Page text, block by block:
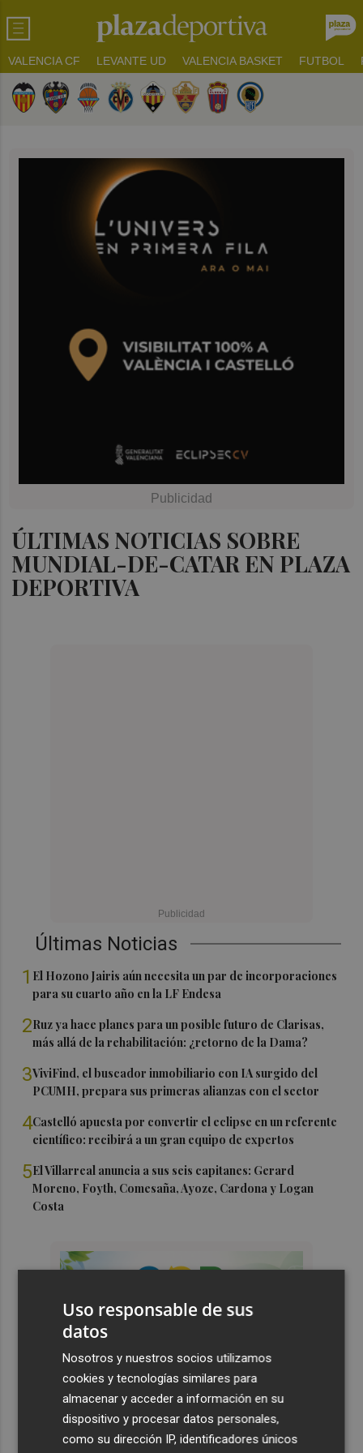
VALENCIA CF LEVANTE UD VALENCIA BASKET FUTBOL
ÚLTIMAS NOTICIAS SOBRE
MUNDIAL-DE-CATAR EN PLAZA
DEPORTIVA
Últimas Noticias
1 El Hozono Jairis aún necesita un par de incorporaciones
para su cuarto año en la LF Endesa
2Ruz ya hace planes para un posible futuro de Clarisas,
más allá de la rehabilitación: ¿retorno de la Dama?
3ViviFind, el buscador inmobiliario con IA surgido del
PCUMH, prepara sus primeras alianzas con el sector
4Castelló apuesta por convertir el eclipse en un referente
científico: recibirá a un gran equipo de expertos
5El Villarreal anuncia a sus seis capitanes: Gerard
Moreno, Foyth, Comesaña, Ayoze, Cardona y Logan
Costa
Uso responsable de sus
datos
Nosotros y nuestros socios utilizamos
cookies y tecnologías similares para
almacenar y acceder a información en su
dispositivo y procesar datos personales,
como su dirección IP, identificadores únicos